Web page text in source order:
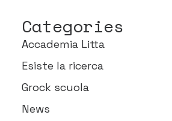
Categories
Accademia Litta
Esiste la ricerca
Grock scuola
News